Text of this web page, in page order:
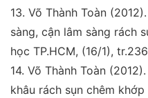
13. Võ Thành Toàn (2012).
sàng, cận lâm sàng rách
học TP.HCM, (16/1),
14. Võ Thành Toàn (2012)
khâu rách sụn chêm